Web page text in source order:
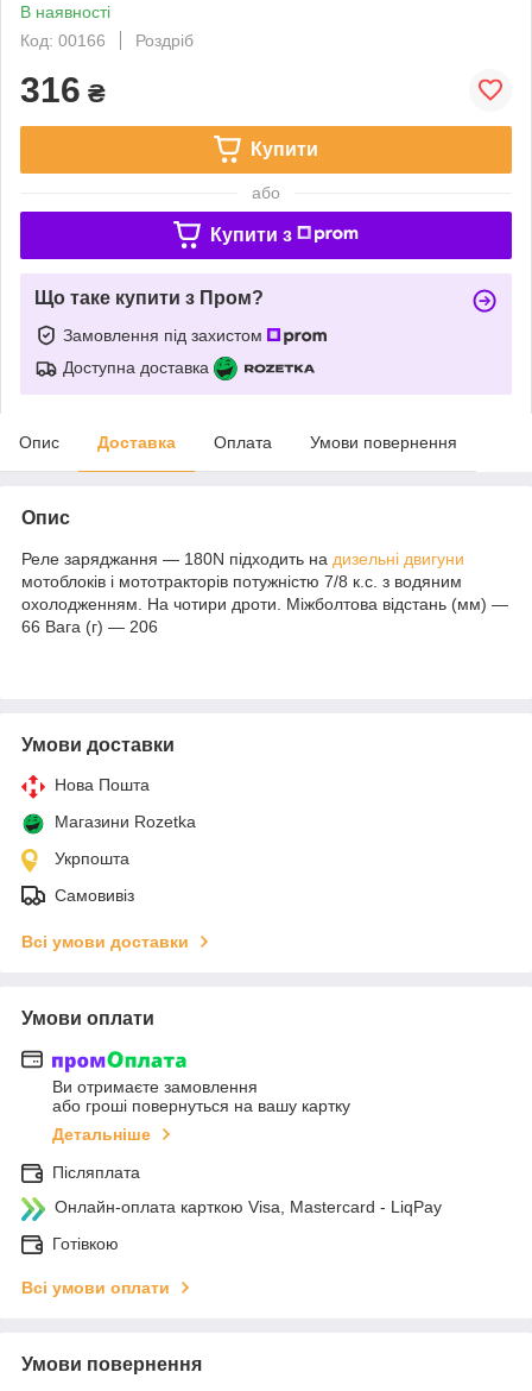
В наявності
Код: 00166
Роздріб
316 ₴
Купити
або
Купити з
Що таке купити з Пром?
Замовлення під захистом
Доступна доставка
Опис Доставка Оплата Умови повернення
Опис
Реле заряджання — 180N підходить на дизельні двигуни
мотоблоків і мототракторів потужністю 7/8 к.с. з водяним
охолодженням. На чотири дроти. Міжболтова відстань (мм) —
66 Вага (г) — 206
Умови доставки
Нова Пошта
Магазини Rozetka
Укрпошта
Самовивіз
Всі умови доставки
Умови оплати
Ви отримаєте замовлення
або гроші повернуться на вашу картку
Детальніше
Післяплата
Онлайн-оплата карткою Visa, Mastercard - LiqPay
Готівкою
Всі умови оплати
Умови повернення